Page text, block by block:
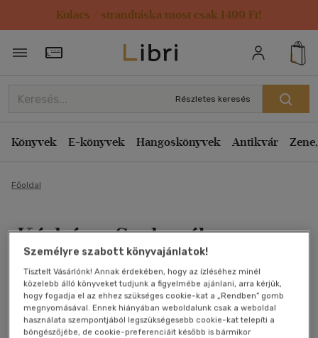
Kulacs / strandtáska most csak 1499 Ft!
Törzsvásárlói Kártya adatai
Részletes keresés
Könyvek E-könyvek Hangoskönyvek Antikvár
Főoldal
Kórház a Szaharában
Antikvár könyv (3db)
Személyre szabott könyvajánlatok!
Tisztelt Vásárlónk! Annak érdekében, hogy az ízléséhez minél
közelebb álló könyveket tudjunk a figyelmébe ajánlani, arra kérjük,
hogy fogadja el az ehhez szükséges cookie-kat a „Rendben” gomb
megnyomásával. Ennek hiányában weboldalunk csak a weboldal
használata szempontjából legszükségesebb cookie-kat telepíti a
böngészőjébe, de cookie-preferenciáit később is bármikor